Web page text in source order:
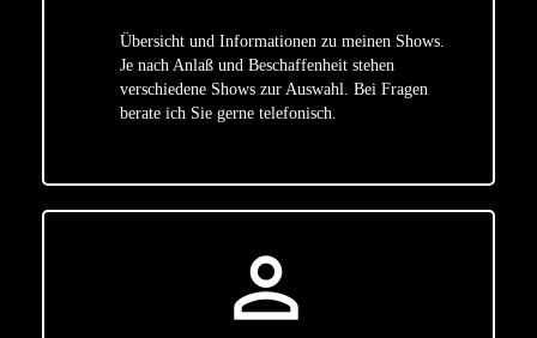
Übersicht und Informationen zu meinen Shows.
Je nach Anlaß und Beschaffenheit stehen
verschiedene Shows zur Auswahl. Bei Fragen
berate ich Sie gerne telefonisch.
person_outline